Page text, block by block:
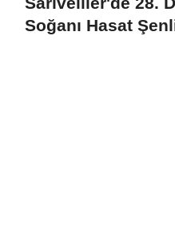
Soğanı Hasat